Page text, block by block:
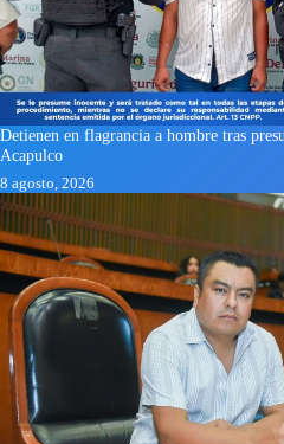
Detienen en flagrancia a hombre tras
Acapulco
8 agosto, 2026